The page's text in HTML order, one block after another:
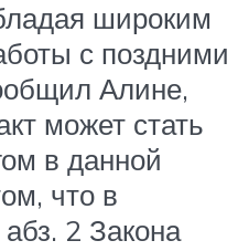
широким
с поздними
Алине,
может стать
в данной
что в
2 Закона